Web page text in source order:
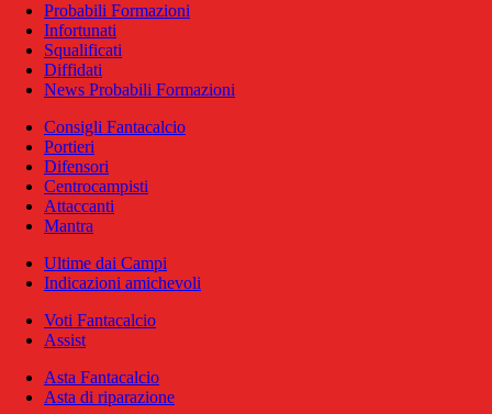
Probabili Formazioni
Infortunati
Squalificati
Diffidati
News Probabili Formazioni
Consigli Fantacalcio
Portieri
Difensori
Centrocampisti
Attaccanti
Mantra
Ultime dai Campi
Indicazioni amichevoli
Voti Fantacalcio
Assist
Asta Fantacalcio
Asta di riparazione